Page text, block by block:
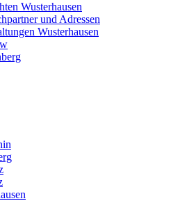
Wusterhausen
und Adressen
Wusterhausen